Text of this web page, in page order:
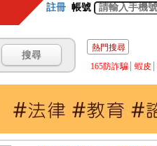
註冊 帳號
熱門搜尋
165防詐騙
蝦皮